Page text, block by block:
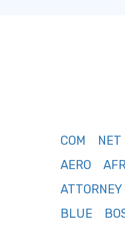
COM NET
AERO
ATTORNEY
BLUE